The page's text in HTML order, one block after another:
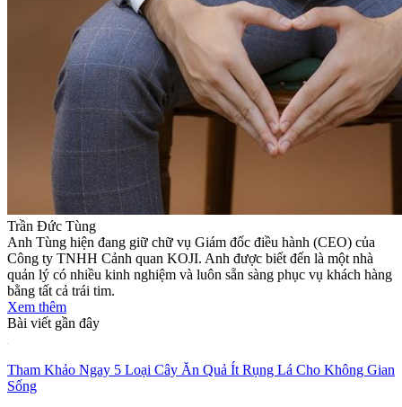
Trần Đức Tùng
Anh Tùng hiện đang giữ chữ vụ Giám đốc điều hành (CEO) của
Công ty TNHH Cảnh quan KOJI. Anh được biết đến là một nhà
quản lý có nhiều kinh nghiệm và luôn sẵn sàng phục vụ khách hàng
bằng tất cả trái tim.
Xem thêm
Bài viết gần đây
Tham Khảo Ngay 5 Loại Cây Ăn Quả Ít Rụng Lá Cho Không Gian
Sống